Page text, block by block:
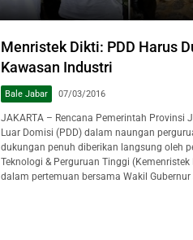
Menristek Dikti: PDD Harus
Kawasan Industri
Bale Jabar 07/03/2016
JAKARTA – Rencana Pemerintah
Luar Domisi (PDD) dalam naungan
dukungan penuh diberikan langsung oleh
Teknologi & Perguruan Tinggi
dalam pertemuan bersama Wakil